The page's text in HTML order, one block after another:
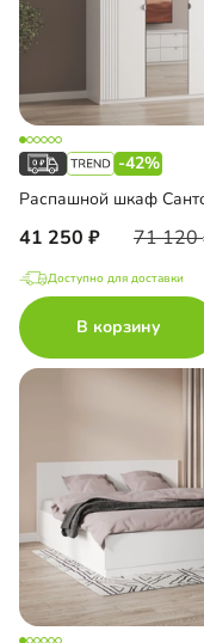
-42%
41 250 71 120
Доступно для доставки
В корзину